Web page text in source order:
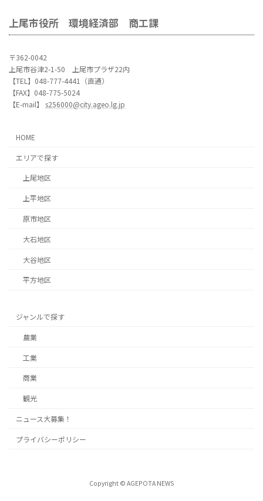
上尾市役所 環境経済部 商工課
〒362-0042
上尾市谷津2-1-50 上尾市プラザ22内
【TEL】048-777-4441（直通）
【FAX】048-775-5024
【E-mail】 s256000@city.ageo.lg.jp
HOME
エリアで探す
上尾地区
上平地区
原市地区
大石地区
大谷地区
平方地区
ジャンルで探す
農業
工業
商業
観光
ニュース大募集！
プライバシーポリシー
Copyright © AGEPOTA NEWS